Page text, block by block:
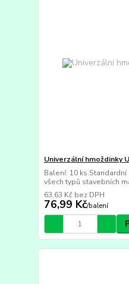
Univerzální hmoždinky
Balení: 10
všech typů stavebních
76,99 Kč/balení
63,63 Kč bez DPH